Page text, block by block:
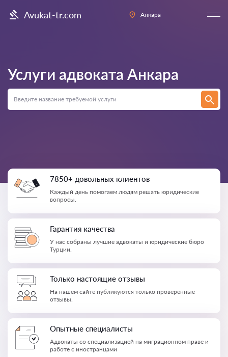
Avukat-tr.com Анкара
Услуги адвоката Анкара
7850+ довольных клиентов
Каждый день помогаем людям решать юридические
вопросы.
Гарантия качества
У нас собраны лучшие адвокаты и юридические бюро
Турции.
Только настоящие отзывы
На нашем сайте публикуются только проверенные
отзывы.
Опытные специалисты
Адвокаты со специализацией на миграционном праве и
работе с иностранцами